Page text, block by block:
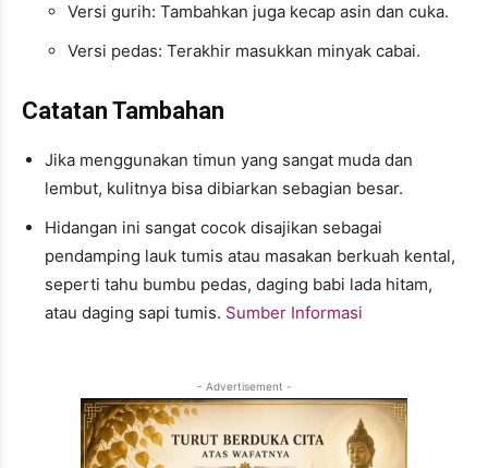
Versi gurih: Tambahkan juga kecap asin dan cuka.
Versi pedas: Terakhir masukkan minyak cabai.
Catatan Tambahan
Jika menggunakan timun yang sangat muda dan
lembut, kulitnya bisa dibiarkan sebagian besar.
Hidangan ini sangat cocok disajikan sebagai
pendamping lauk tumis atau masakan berkuah kental,
seperti tahu bumbu pedas, daging babi lada hitam,
atau daging sapi tumis. Sumber Informasi
- Advertisement -